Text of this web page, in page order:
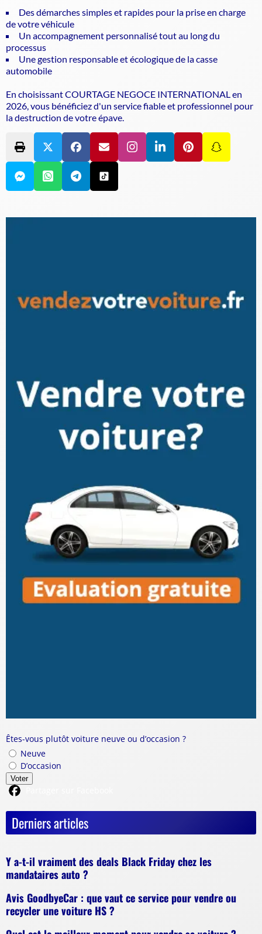
Des démarches simples et rapides pour la prise en charge
de votre véhicule
Un accompagnement personnalisé tout au long du
processus
Une gestion responsable et écologique de la casse
automobile
En choisissant COURTAGE NEGOCE INTERNATIONAL en
2026, vous bénéficiez d'un service fiable et professionnel pour
la destruction de votre épave.
Êtes-vous plutôt voiture neuve ou d’occasion ?
Neuve
D’occasion
Voter
Derniers articles
Y a-t-il vraiment des deals Black Friday chez les
mandataires auto ?
Avis GoodbyeCar : que vaut ce service pour vendre ou
recycler une voiture HS ?